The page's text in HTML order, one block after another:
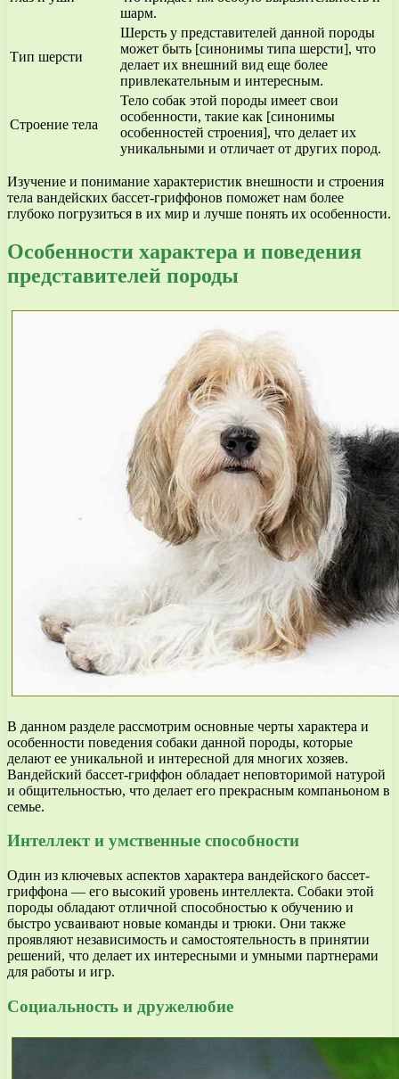
шарм.
Тип шерсти
Шерсть у представителей данной породы
может быть [синонимы типа шерсти], что
делает их внешний вид еще более
привлекательным и интересным.
Строение тела
Тело собак этой породы имеет свои
особенности, такие как [синонимы
особенностей строения], что делает их
уникальными и отличает от других пород.
Изучение и понимание характеристик внешности и строения
тела вандейских бассет-гриффонов поможет нам более
глубоко погрузиться в их мир и лучше понять их особенности.
Особенности характера и поведения
представителей породы
В данном разделе рассмотрим основные черты характера и
особенности поведения собаки данной породы, которые
делают ее уникальной и интересной для многих хозяев.
Вандейский бассет-гриффон обладает неповторимой натурой
и общительностью, что делает его прекрасным компаньоном в
семье.
Интеллект и умственные способности
Один из ключевых аспектов характера вандейского бассет-
гриффона — его высокий уровень интеллекта. Собаки этой
породы обладают отличной способностью к обучению и
быстро усваивают новые команды и трюки. Они также
проявляют независимость и самостоятельность в принятии
решений, что делает их интересными и умными партнерами
для работы и игр.
Социальность и дружелюбие